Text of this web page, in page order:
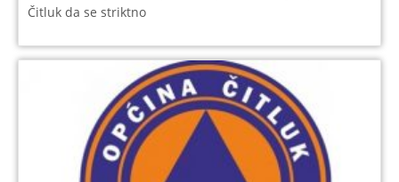
Čitluk da se striktno